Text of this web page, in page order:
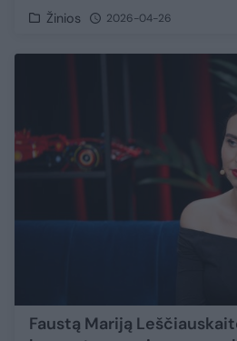
Žinios 2026-04-26
Faustą Mariją